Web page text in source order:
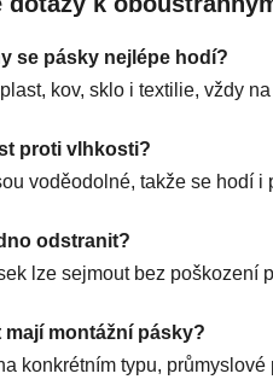
se pásky nejlépe hodí?
kov, sklo i textilie, vždy
proti vlhkosti?
voděodolné, takže se hodí i
odstranit?
lze sejmout bez poškození
montážní pásky?
konkrétním typu,